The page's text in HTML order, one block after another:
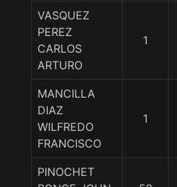
VASQUEZ
PEREZ
CARLOS
ARTURO
1
MANCILLA
DIAZ
WILFREDO
FRANCISCO
1
PINOCHET